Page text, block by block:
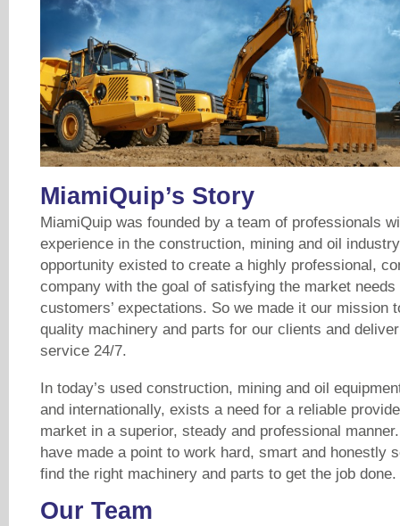
MiamiQuip’s Story
MiamiQuip was founded by a team of professionals
experience in the construction, mining and oil
opportunity existed to create a highly professional,
company with the goal of satisfying the market needs
customers’ expectations. So we made it our mission
quality machinery and parts for our clients and
service 24/7.
In today’s used construction, mining and oil
and internationally, exists a need for a reliable
market in a superior, steady and professional
have made a point to work hard, smart and honestly
find the right machinery and parts to get the job done.
Our Team